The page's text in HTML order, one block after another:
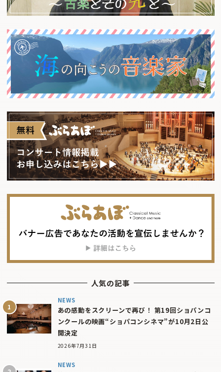
人気の記事
NEWS
あの感動をスクリーンで再び！ 第19回ショパンコ
ンクールの映画“ショパコンシネマ”が10月2日公
開決定
2026年7月31日
NEWS